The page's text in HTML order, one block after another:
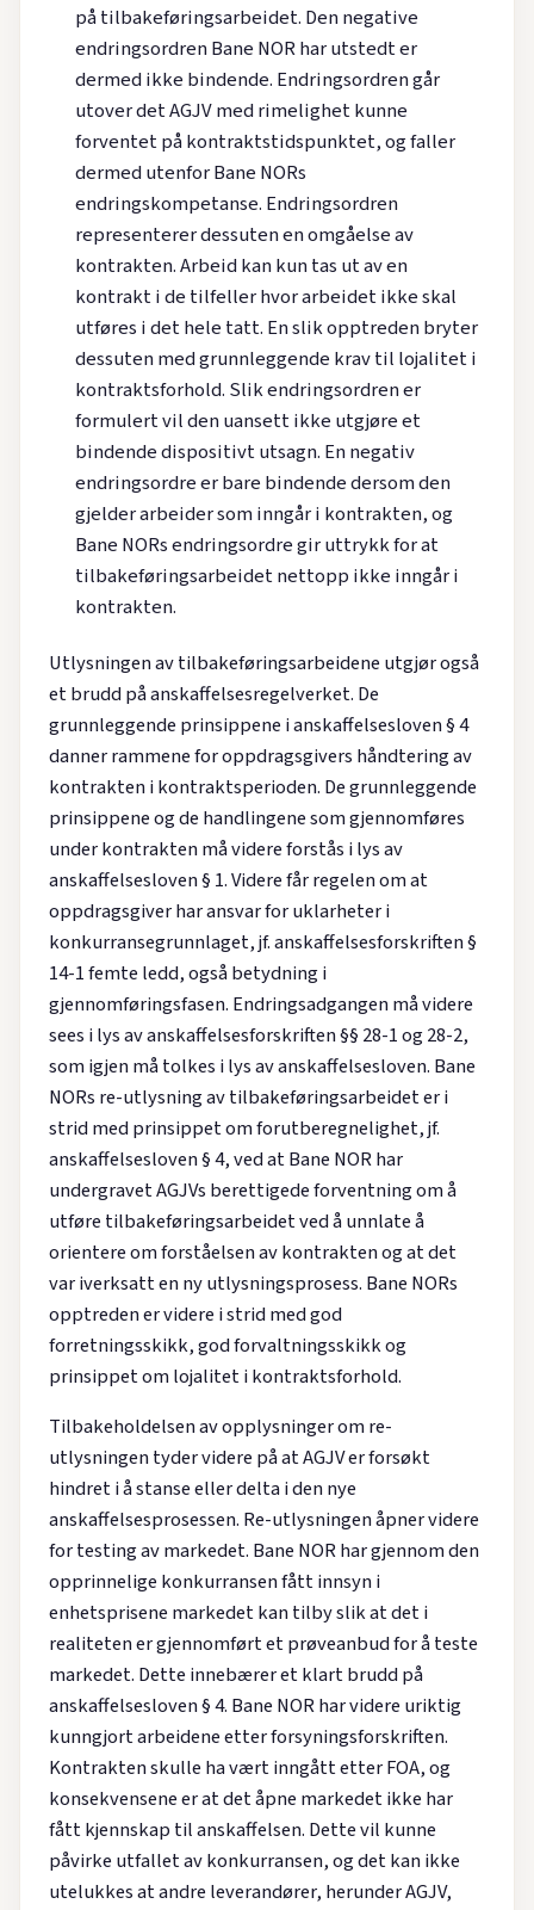
på tilbakeføringsarbeidet. Den negative
endringsordren Bane NOR har utstedt er
dermed ikke bindende. Endringsordren går
utover det AGJV med rimelighet kunne
forventet på kontraktstidspunktet, og faller
dermed utenfor Bane NORs
endringskompetanse. Endringsordren
representerer dessuten en omgåelse av
kontrakten. Arbeid kan kun tas ut av en
kontrakt i de tilfeller hvor arbeidet ikke skal
utføres i det hele tatt. En slik opptreden bryter
dessuten med grunnleggende krav til lojalitet i
kontraktsforhold. Slik endringsordren er
formulert vil den uansett ikke utgjøre et
bindende dispositivt utsagn. En negativ
endringsordre er bare bindende dersom den
gjelder arbeider som inngår i kontrakten, og
Bane NORs endringsordre gir uttrykk for at
tilbakeføringsarbeidet nettopp ikke inngår i
kontrakten.
Utlysningen av tilbakeføringsarbeidene utgjør også
et brudd på anskaffelsesregelverket. De
grunnleggende prinsippene i anskaffelsesloven § 4
danner rammene for oppdragsgivers håndtering av
kontrakten i kontraktsperioden. De grunnleggende
prinsippene og de handlingene som gjennomføres
under kontrakten må videre forstås i lys av
anskaffelsesloven § 1. Videre får regelen om at
oppdragsgiver har ansvar for uklarheter i
konkurransegrunnlaget, jf. anskaffelsesforskriften §
14-1 femte ledd, også betydning i
gjennomføringsfasen. Endringsadgangen må videre
sees i lys av anskaffelsesforskriften §§ 28-1 og 28-2,
som igjen må tolkes i lys av anskaffelsesloven. Bane
NORs re-utlysning av tilbakeføringsarbeidet er i
strid med prinsippet om forutberegnelighet, jf.
anskaffelsesloven § 4, ved at Bane NOR har
undergravet AGJVs berettigede forventning om å
utføre tilbakeføringsarbeidet ved å unnlate å
orientere om forståelsen av kontrakten og at det
var iverksatt en ny utlysningsprosess. Bane NORs
opptreden er videre i strid med god
forretningsskikk, god forvaltningsskikk og
prinsippet om lojalitet i kontraktsforhold.
Tilbakeholdelsen av opplysninger om re-
utlysningen tyder videre på at AGJV er forsøkt
hindret i å stanse eller delta i den nye
anskaffelsesprosessen. Re-utlysningen åpner videre
for testing av markedet. Bane NOR har gjennom den
opprinnelige konkurransen fått innsyn i
enhetsprisene markedet kan tilby slik at det i
realiteten er gjennomført et prøveanbud for å teste
markedet. Dette innebærer et klart brudd på
anskaffelsesloven § 4. Bane NOR har videre uriktig
kunngjort arbeidene etter forsyningsforskriften.
Kontrakten skulle ha vært inngått etter FOA, og
konsekvensene er at det åpne markedet ikke har
fått kjennskap til anskaffelsen. Dette vil kunne
påvirke utfallet av konkurransen, og det kan ikke
utelukkes at andre leverandører, herunder AGJV,